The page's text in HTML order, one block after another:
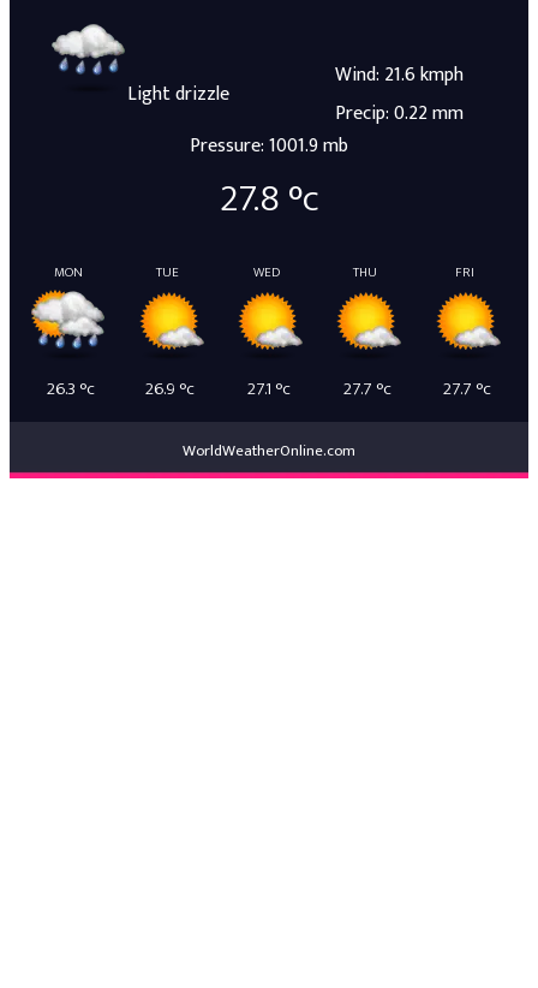
Light drizzle
Wind: 21.6 kmph
Precip: 0.22 mm
Pressure: 1001.9 mb
27.8°c
MON
26.3 °c
TUE
26.9 °c
WED
27.1 °c
THU
27.7 °c
FRI
27.7 °c
WorldWeatherOnline.com